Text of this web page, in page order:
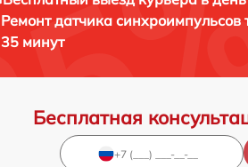
Ремонт датчика синхроимпульсов
35 минут
Бесплатная